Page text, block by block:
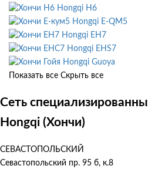
Hongqi H6
Hongqi E-QM5
Hongqi EH7
Hongqi EHS7
Hongqi Guoya
Показать все Скрыть все
Сеть
Hongqi (Хончи)
СЕВАСТОПОЛЬСКИЙ
Севастопольский пр. 95 б, к.8